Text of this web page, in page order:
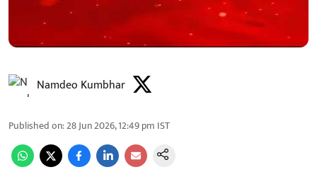
Namdeo Kumbhar
Published on:28 Jun 2026, 12:49 pm IST